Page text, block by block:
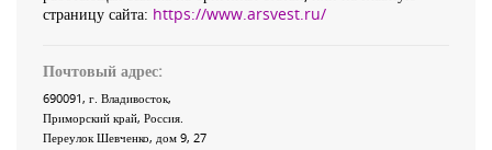
страницу сайта: https://www.arsvest.ru/
Почтовый адрес:
690091, г. Владивосток,
Приморский край, Россия
Переулок Шевченко, дом 9, 27